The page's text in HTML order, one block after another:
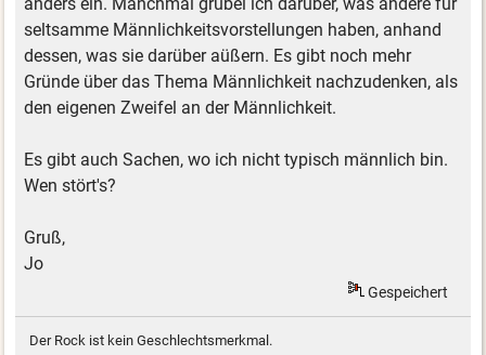
seltsamme Männlichkeitsvorstellungen haben, anhand
dessen, was sie darüber aüßern. Es gibt noch mehr
Gründe über das Thema Männlichkeit nachzudenken, als
den eigenen Zweifel an der Männlichkeit.
Es gibt auch Sachen, wo ich nicht typisch männlich bin.
Wen stört's?
Gruß,
Jo
Gespeichert
Der Rock ist kein Geschlechtsmerkmal.